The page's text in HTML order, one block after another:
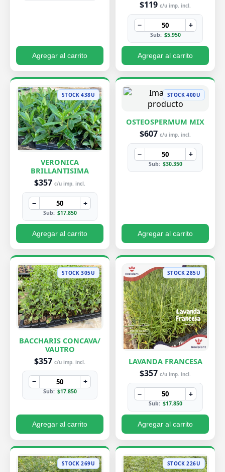
Agregar al carrito
$119 c/u imp. incl.
− +
Sub: $5.950
Agregar al carrito
STOCK 438U
VERONICA
BRILLANTISIMA
$357 c/u imp. incl.
− +
Sub: $17.850
Agregar al carrito
STOCK 400U
OSTEOSPERMUM MIX
$607 c/u imp. incl.
− +
Sub: $30.350
Agregar al carrito
STOCK 305U
BACCHARIS CONCAVA/
VAUTRO
$357 c/u imp. incl.
− +
Sub: $17.850
Agregar al carrito
STOCK 285U
LAVANDA FRANCESA
$357 c/u imp. incl.
− +
Sub: $17.850
Agregar al carrito
STOCK 269U STOCK 226U